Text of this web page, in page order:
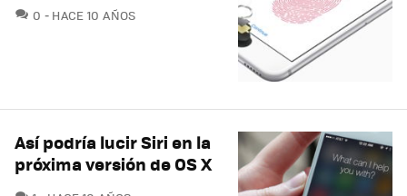
0 COMENTARIOS
HACE 10 AÑOS
Así podría lucir Siri en la
próxima versión de OS X